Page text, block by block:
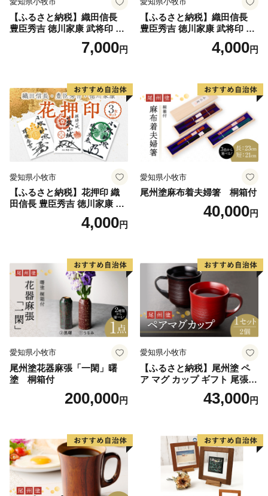
【ふるさと納税】織田信長
豊臣秀吉 徳川家康 武将印 花
押印 6枚 セット イラスト 戦
国 武将 小牧山城 墨絵 龍画師
グッズ 愛知県 小牧市 お取り
寄せ 送料無料
7,000円
【ふるさと納税】織田信長
豊臣秀吉 徳川家康 武将印 3
枚 セット イラスト 戦国 武将
小牧山城 墨絵 龍画師 書道ア
愛知県 小牧市 お取り寄せ 送
料無料
4,000円
愛知県小牧市
【ふるさと納税】花押印 織
田信長 豊臣秀吉 徳川家康 3
枚 セット 戦国 武将 小牧山城
墨絵 龍画師 書道アーティス
牧市 お取り寄せ 送料無料
4,000円
愛知県小牧市
尾州塗麻布着夫婦箸 桐箱付
40,000円
愛知県小牧市
尾州塗花器麻張「一閑」曙
塗 桐箱付
200,000円
愛知県小牧市
【ふるさと納税】尾州塗 ペ
ア マグ カップ ギフト 尾張漆
漆 漆器 漆器工芸 工芸品 芸術
性 実用性 抗菌性 美味しく安
抗ウイルス効果 お取り寄せ
愛知県 小牧市 送料無料
43,000円